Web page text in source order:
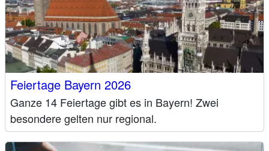
Feiertage Bayern 2026
Ganze 14 Feiertage gibt es in Bayern! Zwei
besondere gelten nur regional.